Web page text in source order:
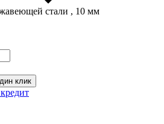
стали , 10 мм
клик